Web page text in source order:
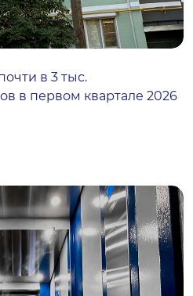
в 3 тыс.
в первом квартале 2026